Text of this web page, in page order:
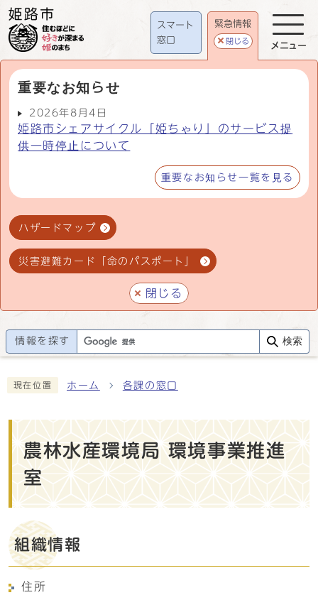
スマート
窓口
緊急情報
閉じる
重要なお知らせ
2026年8月4日
姫路市シェアサイクル「姫ちゃり」のサービス提
供一時停止について
重要なお知らせ一覧を見る
ハザードマップ
災害避難カード「命のパスポート」
閉じる
メニュー
情報を探す 検索
現在位置 ホーム 各課の窓口
農林水産環境局 環境事業推進
室
組織情報
住所